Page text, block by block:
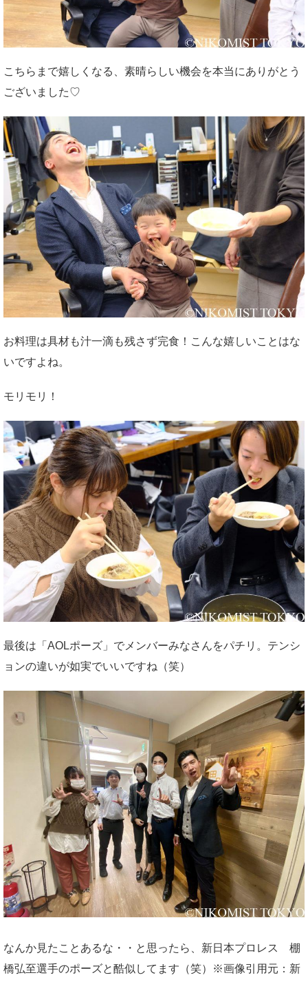
こちらまで嬉しくなる、素晴らしい機会を本当にありがとう
ございました♡
お料理は具材も汁一滴も残さず完食！こんな嬉しいことはな
いですよね。
モリモリ！
最後は「AOLポーズ」でメンバーみなさんをパチリ。テンシ
ョンの違いが如実でいいですね（笑）
なんか見たことあるな・・と思ったら、新日本プロレス 棚
橋弘至選手のポーズと酷似してます（笑）※画像引用元：新